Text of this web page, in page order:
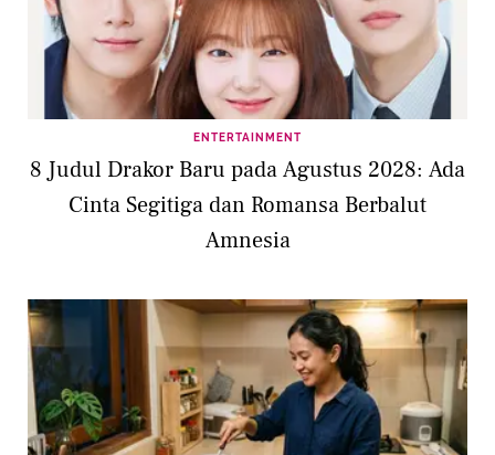
ENTERTAINMENT
8 Judul Drakor Baru pada Agustus 2028: Ada
Cinta Segitiga dan Romansa Berbalut
Amnesia